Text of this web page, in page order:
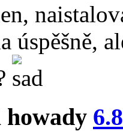
úspěšně,
howady